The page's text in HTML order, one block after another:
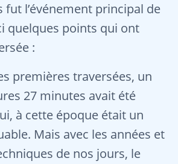
fut l’événement principal de
quelques points qui ont
:
premières traversées, un
27 minutes avait été
à cette époque était un
Mais avec les années et
de nos jours, le